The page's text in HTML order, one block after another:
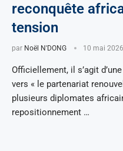
reconquête
tension
par Noël N'DONG 10 mai 2026
Officiellement, il s’agit
vers « le partenariat
plusieurs diplomates
repositionnement …